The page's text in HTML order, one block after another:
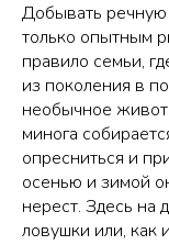
Добывать
только опытным
правило семьи,
из поколения в
необычное
минога
опресниться и
осенью и зимой
нерест. Здесь на
ловушки или, как